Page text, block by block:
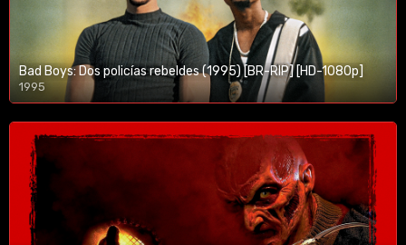
Bad Boys: Dos policías rebeldes (1995) [BR-RIP] [HD-1080p]
1995
1080p/720p